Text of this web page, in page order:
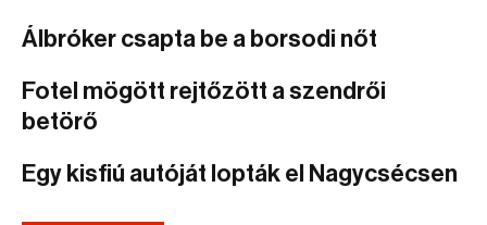
Álbróker csapta be a borsodi nőt
Fotel mögött rejtőzött a szendrői
betörő
Egy kisfiú autóját lopták el Nagycsécsen